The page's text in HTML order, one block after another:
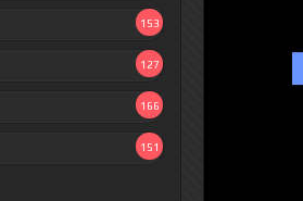
153
127
166
151